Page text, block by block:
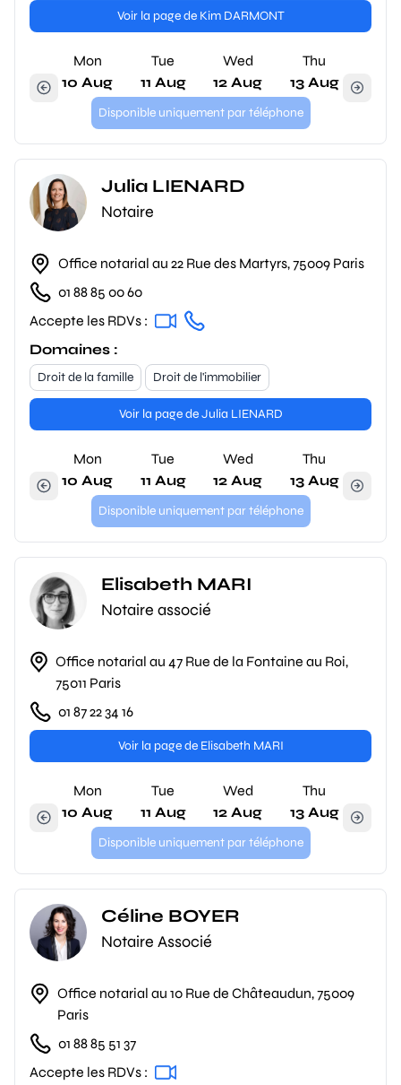
Voir la page de Kim DARMONT
Mon
10 Aug
Tue
11 Aug
Wed
12 Aug
Thu
13 Aug
Disponible uniquement par téléphone
Julia LIENARD
Notaire
Office notarial au 22 Rue des Martyrs, 75009 Paris
01 88 85 00 60
Accepte les RDVs :
Domaines :
Droit de la famille Droit de l'immobilier
Voir la page de Julia LIENARD
Mon
10 Aug
Tue
11 Aug
Wed
12 Aug
Thu
13 Aug
Disponible uniquement par téléphone
Elisabeth MARI
Notaire associé
Office notarial au 47 Rue de la Fontaine au Roi,
75011 Paris
01 87 22 34 16
Voir la page de Elisabeth MARI
Mon
10 Aug
Tue
11 Aug
Wed
12 Aug
Thu
13 Aug
Disponible uniquement par téléphone
Céline BOYER
Notaire Associé
Office notarial au 10 Rue de Châteaudun, 75009
Paris
01 88 85 51 37
Accepte les RDVs :